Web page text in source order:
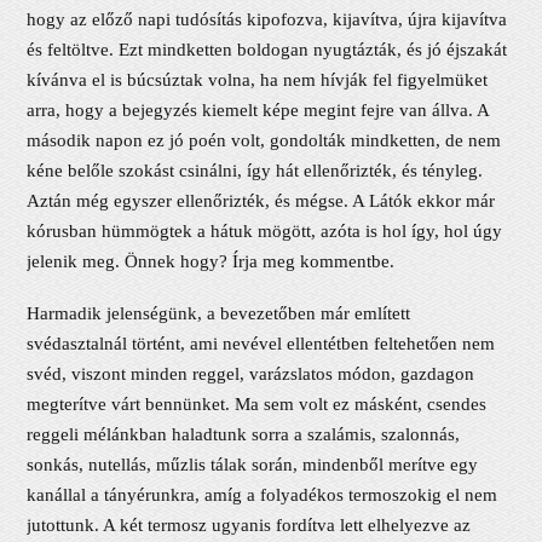
hogy az előző napi tudósítás kipofozva, kijavítva, újra kijavítva
és feltöltve. Ezt mindketten boldogan nyugtázták, és jó éjszakát
kívánva el is búcsúztak volna, ha nem hívják fel figyelmüket
arra, hogy a bejegyzés kiemelt képe megint fejre van állva. A
második napon ez jó poén volt, gondolták mindketten, de nem
kéne belőle szokást csinálni, így hát ellenőrizték, és tényleg.
Aztán még egyszer ellenőrizték, és mégse. A Látók ekkor már
kórusban hümmögtek a hátuk mögött, azóta is hol így, hol úgy
jelenik meg. Önnek hogy? Írja meg kommentbe.
Harmadik jelenségünk, a bevezetőben már említett
svédasztalnál történt, ami nevével ellentétben feltehetően nem
svéd, viszont minden reggel, varázslatos módon, gazdagon
megterítve várt bennünket. Ma sem volt ez másként, csendes
reggeli mélánkban haladtunk sorra a szalámis, szalonnás,
sonkás, nutellás, műzlis tálak során, mindenből merítve egy
kanállal a tányérunkra, amíg a folyadékos termoszokig el nem
jutottunk. A két termosz ugyanis fordítva lett elhelyezve az